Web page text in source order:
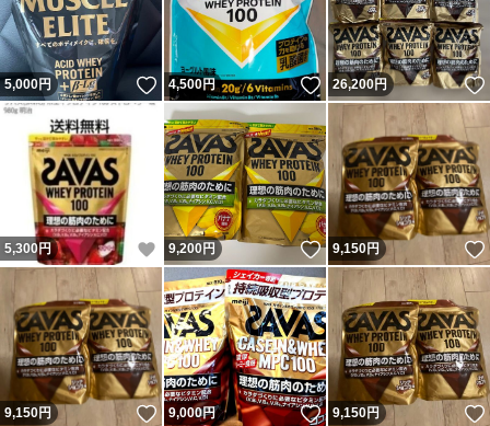
5,000円 いいね！
4,500円 いいね！
26,200円
5,300円 いいね！
9,200円 いいね！
9,150円
9,150円 いいね！
9,000円 いいね！
9,150円